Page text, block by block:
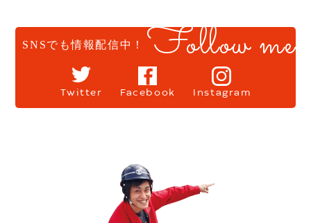
SNSでも情報配信中！ Follow me
Twitter Facebook Instagram